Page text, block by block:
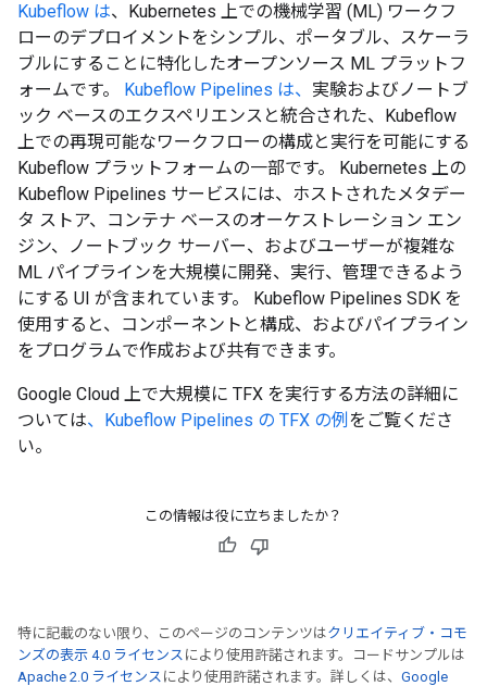
Kubeflow は、Kubernetes 上での機械学習 (ML) ワークフ
ローのデプロイメントをシンプル、ポータブル、スケーラ
ブルにすることに特化したオープンソース ML プラットフ
ォームです。 Kubeflow Pipelines は、 実験およびノー​​トブ
ック ベースのエクスペリエンスと統合された、Kubeflow
上での再現可能なワークフローの構成と実行を可能にする
Kubeflow プラットフォームの一部です。 Kubernetes 上の
Kubeflow Pipelines サービスには、ホストされたメタデー
タ ストア、コンテナ ベースのオーケストレーション エン
ジン、ノートブック サーバー、およびユーザーが複雑な
ML パイプラインを大規模に開発、実行、管理できるよう
にする UI が含まれています。 Kubeflow Pipelines SDK を
使用すると、コンポーネントと構成、およびパイプライン
をプログラムで作成および共有できます。
Google Cloud 上で大規模に TFX を実行する方法の詳細に
ついては、Kubeflow Pipelines の TFX の例 をご覧くださ
い。
この情報は役に立ちましたか？
特に記載のない限り、このページのコンテンツはクリエイティブ・コモ
ンズの表示 4.0 ライセンス により使用許諾されます。コードサンプルは
Apache 2.0 ライセンス により使用許諾されます。詳しくは、 Google